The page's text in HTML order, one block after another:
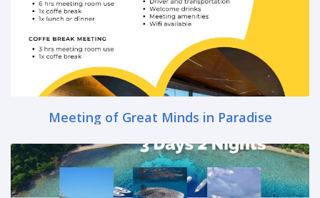
Meeting of Great Minds in Paradise